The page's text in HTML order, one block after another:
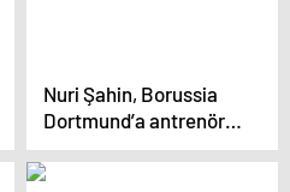
Nuri Şahin, Borussia
Dortmund’a antrenör
olarak transfer oldu